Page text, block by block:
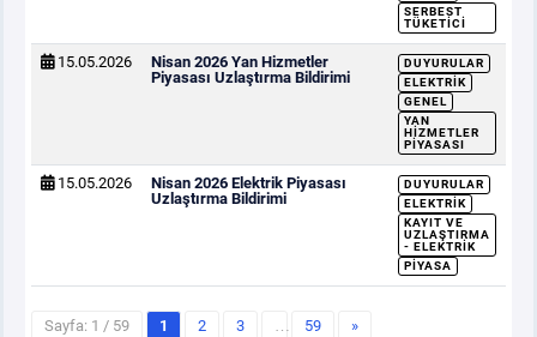
SERBEST
TÜKETICI
15.05.2026
Nisan 2026 Yan Hizmetler
Piyasası Uzlaştırma Bildirimi
DUYURULAR
ELEKTRIK
GENEL
YAN
HIZMETLER
PIYASASI
15.05.2026
Nisan 2026 Elektrik Piyasası
Uzlaştırma Bildirimi
DUYURULAR
ELEKTRIK
KAYIT VE
UZLAŞTIRMA
- ELEKTRIK
PIYASA
Sayfa: 1 / 59 1 2 3 … 59 »